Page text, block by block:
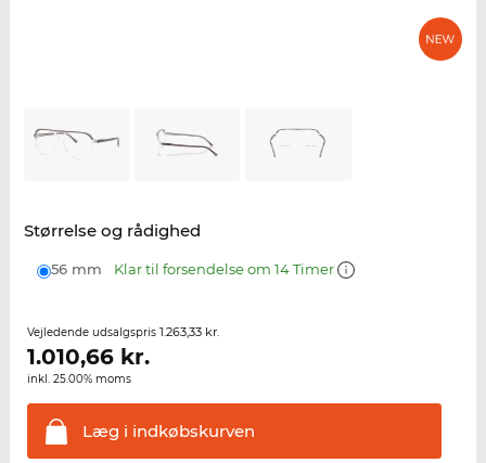
Størrelse og rådighed
56 mm Klar til forsendelse om 14 Timer
Vejledende udsalgspris 1.263,33 kr.
1.010,66kr.
inkl. 25.00% moms
Læg i indkøbskurven